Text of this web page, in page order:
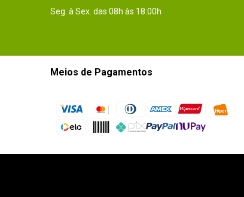
Seg. à Sex. das 08h às 18:00h
Meios de Pagamentos